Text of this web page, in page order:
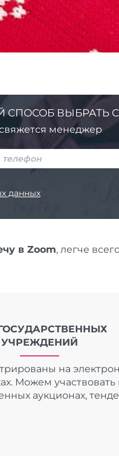
ВЫБРАТЬ
менеджер
данных
в Zoom, легче
УЧРЕЖДЕНИЙ
на
Можем участвовать
аукционах,